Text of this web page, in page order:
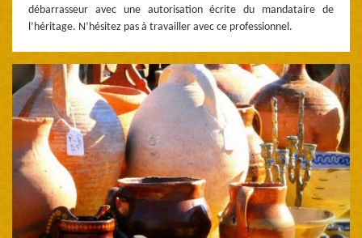
débarrasseur avec une autorisation écrite du mandataire de
l’héritage. N’hésitez pas à travailler avec ce professionnel.